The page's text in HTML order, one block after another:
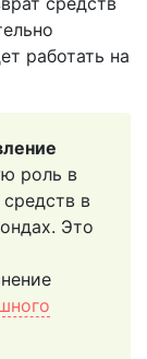
работать на
роль в
в
Это